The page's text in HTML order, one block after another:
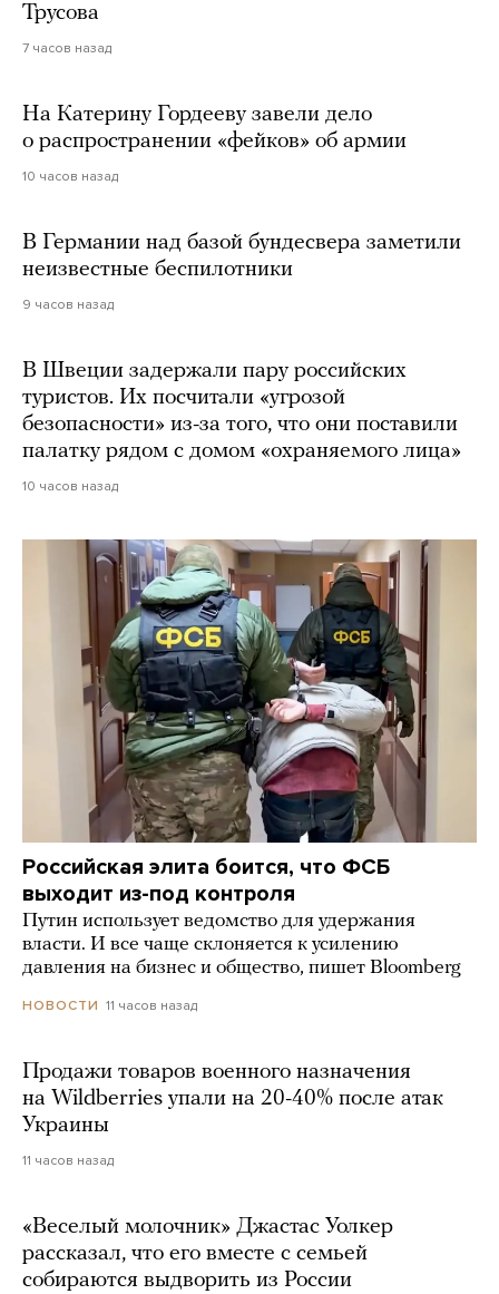
Трусова
7 часов назад
На Катерину Гордееву завели дело
о распространении «фейков» об армии
10 часов назад
В Германии над базой бундесвера заметили
неизвестные беспилотники
9 часов назад
В Швеции задержали пару российских
туристов. Их посчитали «угрозой
безопасности» из-за того, что они поставили
палатку рядом с домом «охраняемого лица»
10 часов назад
Российская элита боится, что ФСБ
выходит из-под контроля
Путин использует ведомство для удержания
власти. И все чаще склоняется к усилению
давления на бизнес и общество, пишет Bloomberg
НОВОСТИ 11 часов назад
Продажи товаров военного назначения
на Wildberries упали на 20-40% после атак
Украины
11 часов назад
«Веселый молочник» Джастас Уолкер
рассказал, что его вместе с семьей
собираются выдворить из России